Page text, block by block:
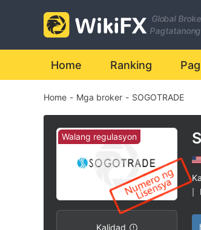
Global
Home Ranking
Home - Mga broker - SOGOTRADE
Walang regulasyon
Kalidad
0
1
0
1
3
4
5
6
7
8